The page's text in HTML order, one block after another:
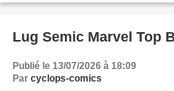
Lug Semic Marvel Top
Publié le 13/07/2026 à 18:09
Par cyclops-comics